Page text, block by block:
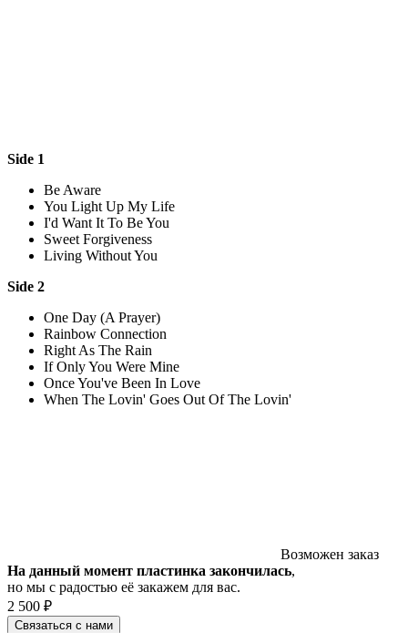
Side 1
Be Aware
You Light Up My Life
I'd Want It To Be You
Sweet Forgiveness
Living Without You
Side 2
One Day (A Prayer)
Rainbow Connection
Right As The Rain
If Only You Were Mine
Once You've Been In Love
When The Lovin' Goes Out Of The Lovin'
Возможен заказ
На данный момент пластинка закончилась,
но мы с радостью её закажем для вас.
2 500 ₽
Связаться с нами